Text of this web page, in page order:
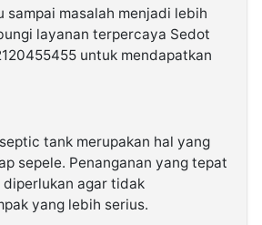
sampai masalah menjadi lebih
layanan terpercaya Sedot
untuk mendapatkan
tank merupakan hal yang
sepele. Penanganan yang tepat
agar tidak
yang lebih serius.